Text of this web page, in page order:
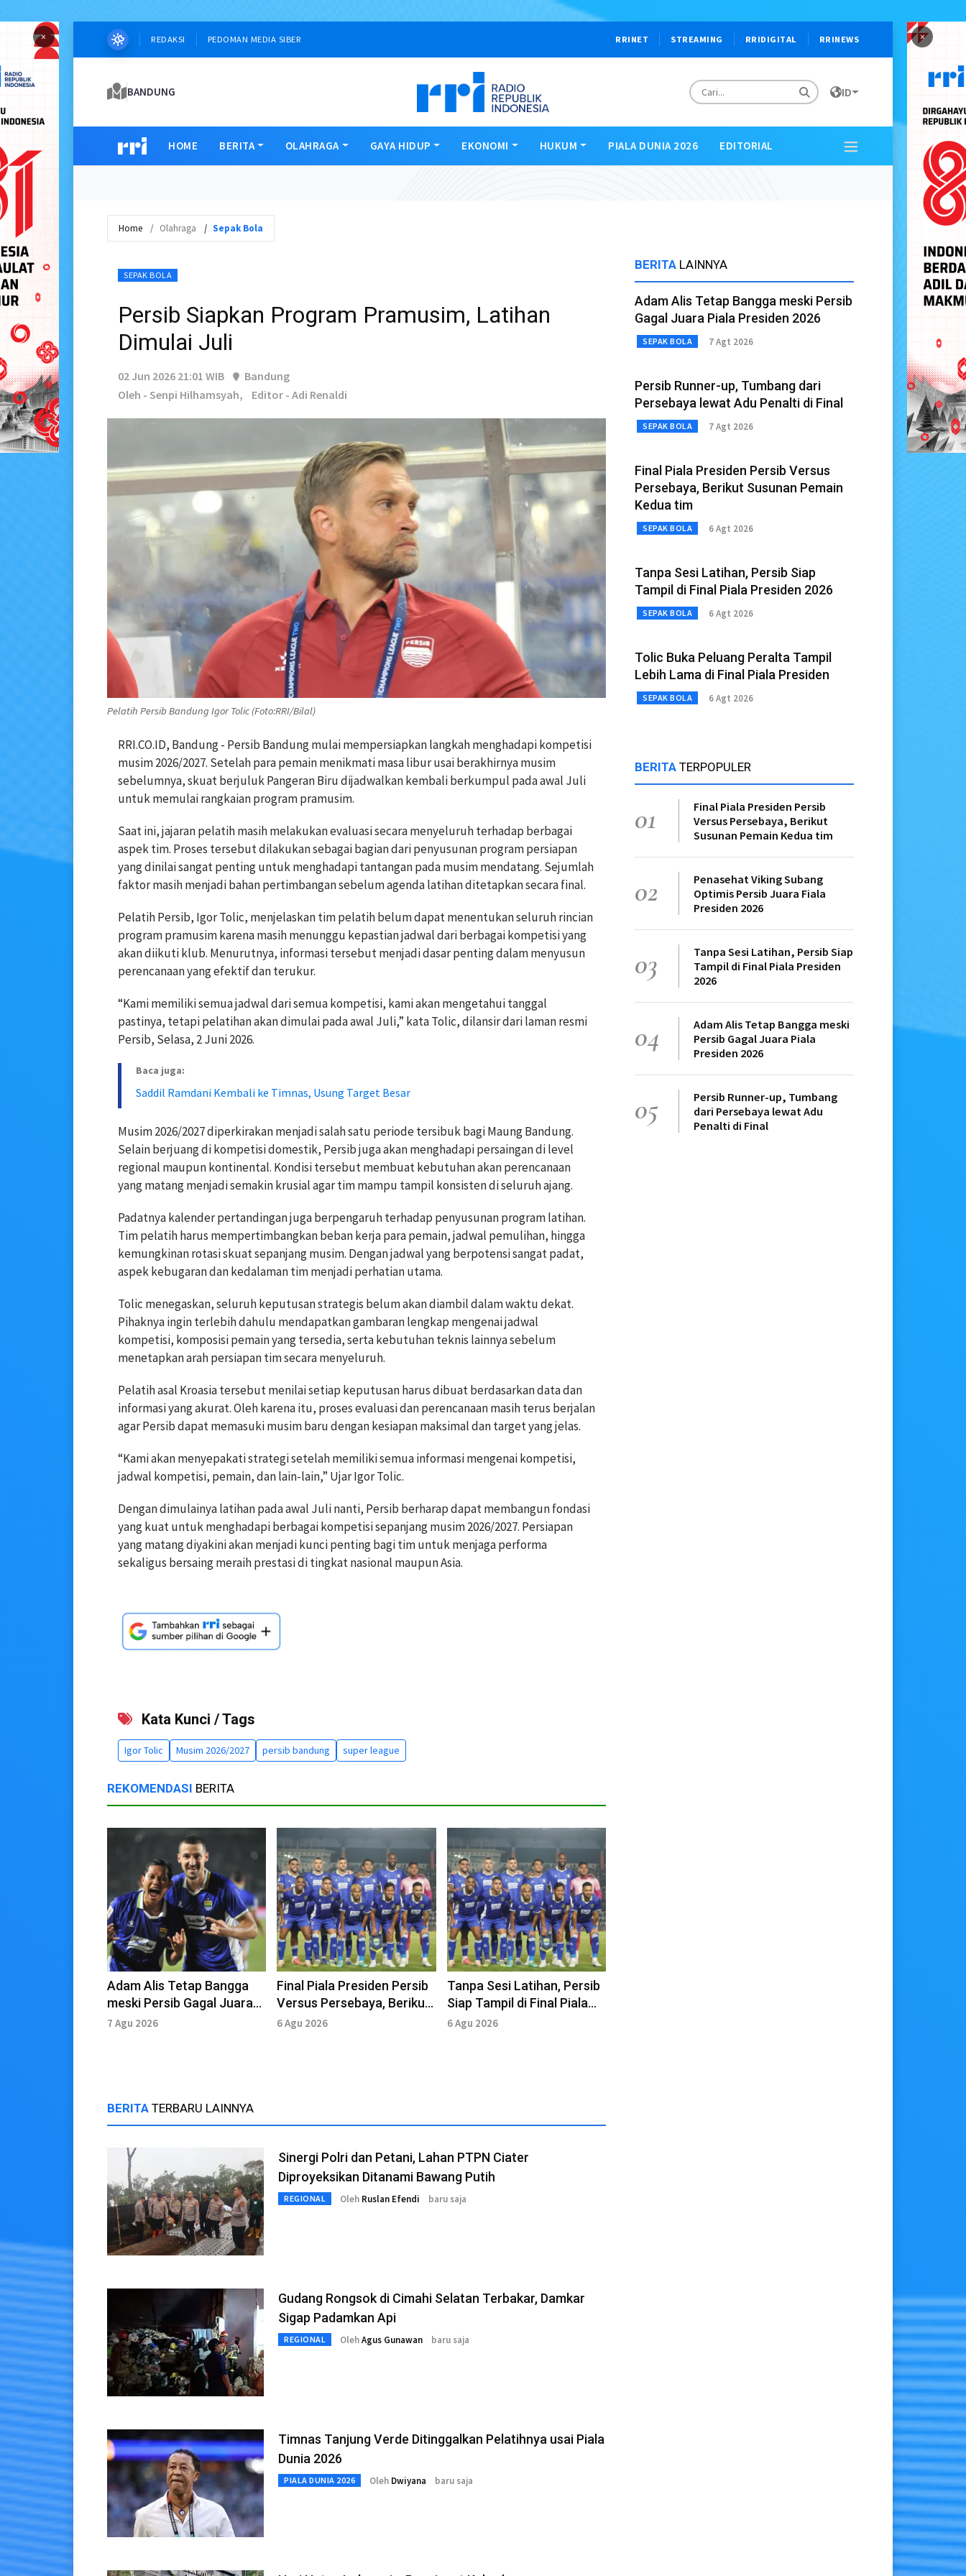
× ×
REDAKSI PEDOMAN MEDIA SIBER RRINET STREAMING RRIDIGITAL RRINEWS
BANDUNG ID
HOME BERITA OLAHRAGA GAYA HIDUP EKONOMI HUKUM PIALA DUNIA 2026 EDITORIAL
Home Olahraga Sepak Bola
SEPAK BOLA
Persib Siapkan Program Pramusim, Latihan
Dimulai Juli
02 Jun 2026 21:01 WIB
Bandung
Oleh - Senpi Hilhamsyah,
Editor - Adi Renaldi
Pelatih Persib Bandung Igor Tolic (Foto:RRI/Bilal)
RRI.CO.ID, Bandung - Persib Bandung mulai mempersiapkan langkah menghadapi kompetisi
musim 2026/2027. Setelah para pemain menikmati masa libur usai berakhirnya musim
sebelumnya, skuat berjuluk Pangeran Biru dijadwalkan kembali berkumpul pada awal Juli
untuk memulai rangkaian program pramusim.
Saat ini, jajaran pelatih masih melakukan evaluasi secara menyeluruh terhadap berbagai
aspek tim. Proses tersebut dilakukan sebagai bagian dari penyusunan program persiapan
yang dinilai sangat penting untuk menghadapi tantangan pada musim mendatang. Sejumlah
faktor masih menjadi bahan pertimbangan sebelum agenda latihan ditetapkan secara final.
Pelatih Persib, Igor Tolic, menjelaskan tim pelatih belum dapat menentukan seluruh rincian
program pramusim karena masih menunggu kepastian jadwal dari berbagai kompetisi yang
akan diikuti klub. Menurutnya, informasi tersebut menjadi dasar penting dalam menyusun
perencanaan yang efektif dan terukur.
“Kami memiliki semua jadwal dari semua kompetisi, kami akan mengetahui tanggal
pastinya, tetapi pelatihan akan dimulai pada awal Juli,” kata Tolic, dilansir dari laman resmi
Persib, Selasa, 2 Juni 2026.
Baca juga:
Saddil Ramdani Kembali ke Timnas, Usung Target Besar
Musim 2026/2027 diperkirakan menjadi salah satu periode tersibuk bagi Maung Bandung.
Selain berjuang di kompetisi domestik, Persib juga akan menghadapi persaingan di level
regional maupun kontinental. Kondisi tersebut membuat kebutuhan akan perencanaan
yang matang menjadi semakin krusial agar tim mampu tampil konsisten di seluruh ajang.
Padatnya kalender pertandingan juga berpengaruh terhadap penyusunan program latihan.
Tim pelatih harus mempertimbangkan beban kerja para pemain, jadwal pemulihan, hingga
kemungkinan rotasi skuat sepanjang musim. Dengan jadwal yang berpotensi sangat padat,
aspek kebugaran dan kedalaman tim menjadi perhatian utama.
Tolic menegaskan, seluruh keputusan strategis belum akan diambil dalam waktu dekat.
Pihaknya ingin terlebih dahulu mendapatkan gambaran lengkap mengenai jadwal
kompetisi, komposisi pemain yang tersedia, serta kebutuhan teknis lainnya sebelum
menetapkan arah persiapan tim secara menyeluruh.
Pelatih asal Kroasia tersebut menilai setiap keputusan harus dibuat berdasarkan data dan
informasi yang akurat. Oleh karena itu, proses evaluasi dan perencanaan masih terus berjalan
agar Persib dapat memasuki musim baru dengan kesiapan maksimal dan target yang jelas.
“Kami akan menyepakati strategi setelah memiliki semua informasi mengenai kompetisi,
jadwal kompetisi, pemain, dan lain-lain,” Ujar Igor Tolic.
Dengan dimulainya latihan pada awal Juli nanti, Persib berharap dapat membangun fondasi
yang kuat untuk menghadapi berbagai kompetisi sepanjang musim 2026/2027. Persiapan
yang matang diyakini akan menjadi kunci penting bagi tim untuk menjaga performa
sekaligus bersaing meraih prestasi di tingkat nasional maupun Asia.
Kata Kunci / Tags
Igor Tolic Musim 2026/2027 persib bandung super league
REKOMENDASI BERITA
Adam Alis Tetap Bangga
meski Persib Gagal Juara
Piala Presiden 2026
7 Agu 2026
Final Piala Presiden Persib
Versus Persebaya, Berikut
Susunan Pemain Kedua tim
6 Agu 2026
Tanpa Sesi Latihan, Persib
Siap Tampil di Final Piala
Presiden 2026
6 Agu 2026
BERITA TERBARU LAINNYA
Sinergi Polri dan Petani, Lahan PTPN Ciater
Diproyeksikan Ditanami Bawang Putih
REGIONAL Oleh Ruslan Efendi baru saja
Gudang Rongsok di Cimahi Selatan Terbakar, Damkar
Sigap Padamkan Api
REGIONAL OlehAgus Gunawan baru saja
Timnas Tanjung Verde Ditinggalkan Pelatihnya usai Piala
Dunia 2026
PIALA DUNIA 2026 Oleh Dwiyana baru saja
BERITA LAINNYA
Adam Alis Tetap Bangga meski Persib
Gagal Juara Piala Presiden 2026
SEPAK BOLA 7 Agt 2026
Persib Runner-up, Tumbang dari
Persebaya lewat Adu Penalti di Final
SEPAK BOLA 7 Agt 2026
Final Piala Presiden Persib Versus
Persebaya, Berikut Susunan Pemain
Kedua tim
SEPAK BOLA 6 Agt 2026
Tanpa Sesi Latihan, Persib Siap
Tampil di Final Piala Presiden 2026
SEPAK BOLA 6 Agt 2026
Tolic Buka Peluang Peralta Tampil
Lebih Lama di Final Piala Presiden
SEPAK BOLA 6 Agt 2026
BERITA TERPOPULER
01
Final Piala Presiden Persib
Versus Persebaya, Berikut
Susunan Pemain Kedua tim
02
Penasehat Viking Subang
Optimis Persib Juara Fiala
Presiden 2026
03
Tanpa Sesi Latihan, Persib Siap
Tampil di Final Piala Presiden
2026
04
Adam Alis Tetap Bangga meski
Persib Gagal Juara Piala
Presiden 2026
05
Persib Runner-up, Tumbang
dari Persebaya lewat Adu
Penalti di Final